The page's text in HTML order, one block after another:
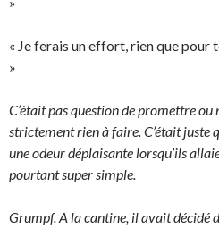
« Je ferais un effort, rien que pour
»
C’était pas question de promettre
strictement rien à faire. C’était juste
une odeur déplaisante lorsqu’ils
pourtant super simple.
Grumpf. A la cantine, il avait décidé